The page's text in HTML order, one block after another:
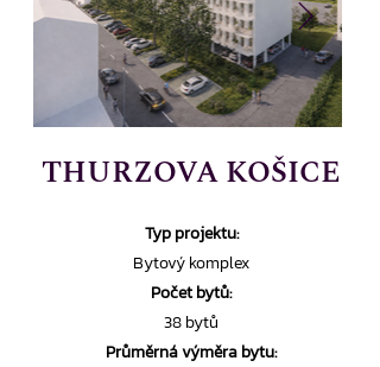
THURZOVA KOŠICE
Typ projektu:
Bytový komplex
Počet bytů:
38 bytů
Průměrná výměra bytu: